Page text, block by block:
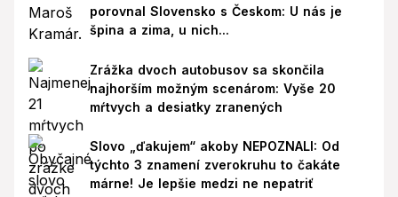
porovnal Slovensko s Českom: U nás je
špina a zima, u nich...
Zrážka dvoch autobusov sa skončila
najhorším možným scenárom: Vyše 20
mŕtvych a desiatky zranených
Slovo „ďakujem“ akoby NEPOZNALI: Od
týchto 3 znamení zverokruhu to čakáte
márne! Je lepšie medzi ne nepatriť